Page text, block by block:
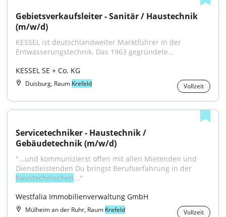
Gebietsverkaufsleiter - Sanitär / Haustechnik
(m/w/d)
KESSEL ist deutschlandweiter Marktführer in der
Entwässerungstechnik. Das 1963 gegründete...
KESSEL SE + Co. KG
Duisburg, Raum Krefeld Vollzeit
Servicetechniker - Haustechnik /
Gebäudetechnik (m/w/d)
"...und kommunizierst offen mit allen Mietenden und
haustechnischen..."
Westfalia Immobilienverwaltung GmbH
Mülheim an der Ruhr, Raum Krefeld Vollzeit